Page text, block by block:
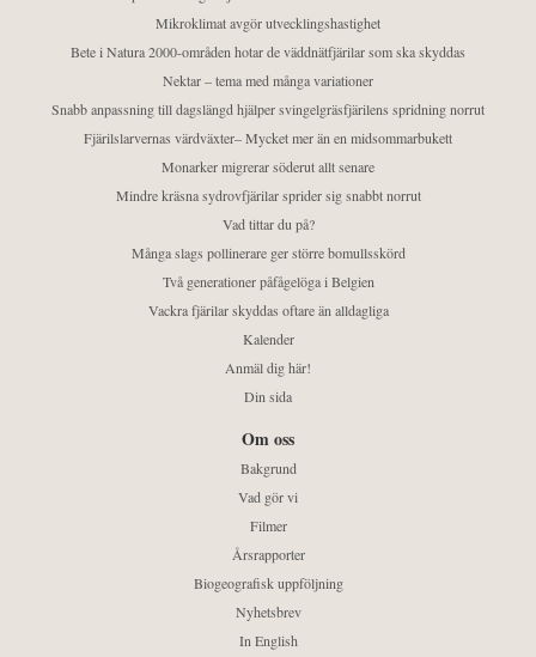
Mikroklimat avgör utvecklingshastighet
Bete i Natura 2000-områden hotar de väddnätfjärilar som ska skyddas
Nektar – tema med många variationer
Snabb anpassning till dagslängd hjälper svingelgräsfjärilens spridning norrut
Fjärilslarvernas värdväxter– Mycket mer än en midsommarbukett
Monarker migrerar söderut allt senare
Mindre kräsna sydrovfjärilar sprider sig snabbt norrut
Vad tittar du på?
Många slags pollinerare ger större bomullsskörd
Två generationer påfågelöga i Belgien
Vackra fjärilar skyddas oftare än alldagliga
Kalender
Anmäl dig här!
Din sida
Om oss
Bakgrund
Vad gör vi
Filmer
Årsrapporter
Biogeografisk uppföljning
Nyhetsbrev
In English